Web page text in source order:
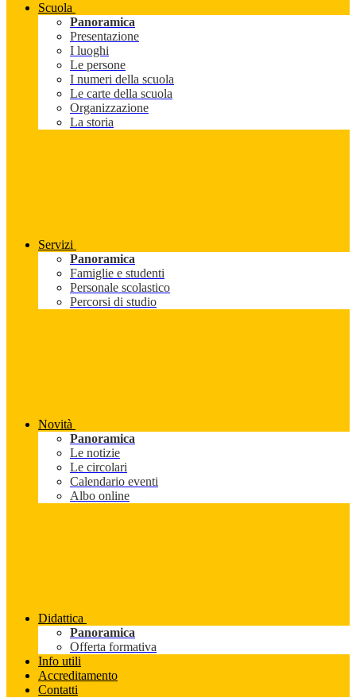
Scuola
Panoramica
Presentazione
I luoghi
Le persone
I numeri della scuola
Le carte della scuola
Organizzazione
La storia
Servizi
Panoramica
Famiglie e studenti
Personale scolastico
Percorsi di studio
Novità
Panoramica
Le notizie
Le circolari
Calendario eventi
Albo online
Didattica
Panoramica
Offerta formativa
Info utili
Accreditamento
Contatti